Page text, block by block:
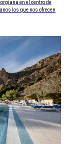
en el centro de
los que nos ofrecen